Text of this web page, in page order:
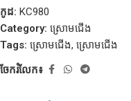
កូដ: KC980
Category: ស្រោមជើង
Tags: ស្រោមជើង, ស្រោមជើង
ចែករំលែក៖